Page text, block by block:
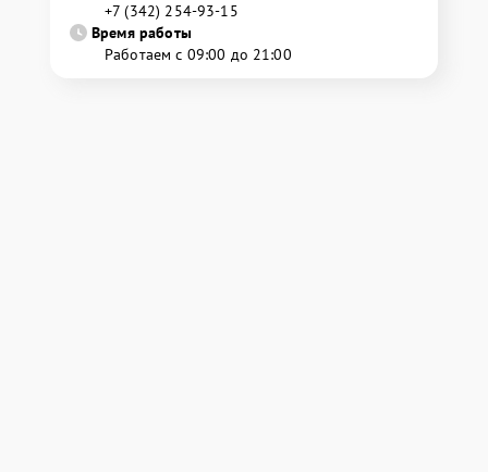
+7 (342) 254-93-15
Время работы
Работаем с 09:00 до 21:00